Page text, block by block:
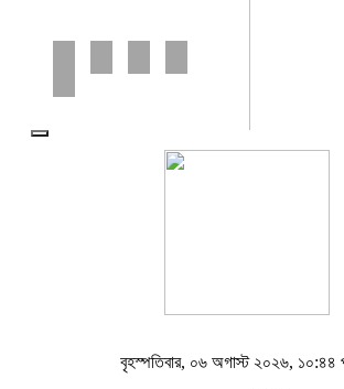
বৃহস্পতিবার, ০৬ অগাস্ট ২০২৬, ১০:৪৪